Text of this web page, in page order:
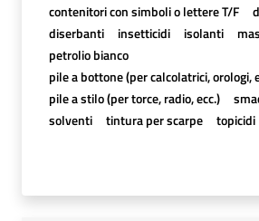
contenitori con simboli o lettere T/F
diserbanti
insetticidi isolanti
petrolio bianco
pile a bottone (per calcolatrici, orologi,
pile a stilo (per torce, radio, ecc.)
solventi
tintura per scarpe topicidi